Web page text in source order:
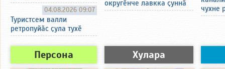
04.08.2026 09:07
Туристсем валли
ретропуйӑс ҫула тухӗ
округӗнче лавкка ҫуннӑ
чухне
Персона Хулара